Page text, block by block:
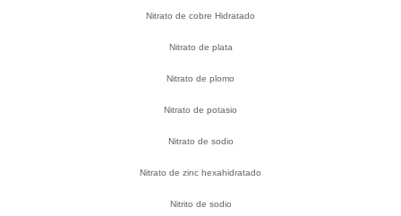
Nitrato de cobre Hidratado
Nitrato de plata
Nitrato de plomo
Nitrato de potasio
Nitrato de sodio
Nitrato de zinc hexahidratado
Nitrito de sodio